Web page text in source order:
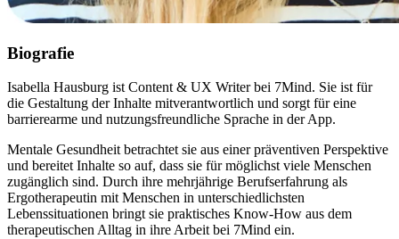
Biografie
Isabella Hausburg ist Content & UX Writer bei 7Mind. Sie ist für
die Gestaltung der Inhalte mitverantwortlich und sorgt für eine
barrierearme und nutzungsfreundliche Sprache in der App.
Mentale Gesundheit betrachtet sie aus einer präventiven Perspektive
und bereitet Inhalte so auf, dass sie für möglichst viele Menschen
zugänglich sind. Durch ihre mehrjährige Berufserfahrung als
Ergotherapeutin mit Menschen in unterschiedlichsten
Lebenssituationen bringt sie praktisches Know-How aus dem
therapeutischen Alltag in ihre Arbeit bei 7Mind ein.